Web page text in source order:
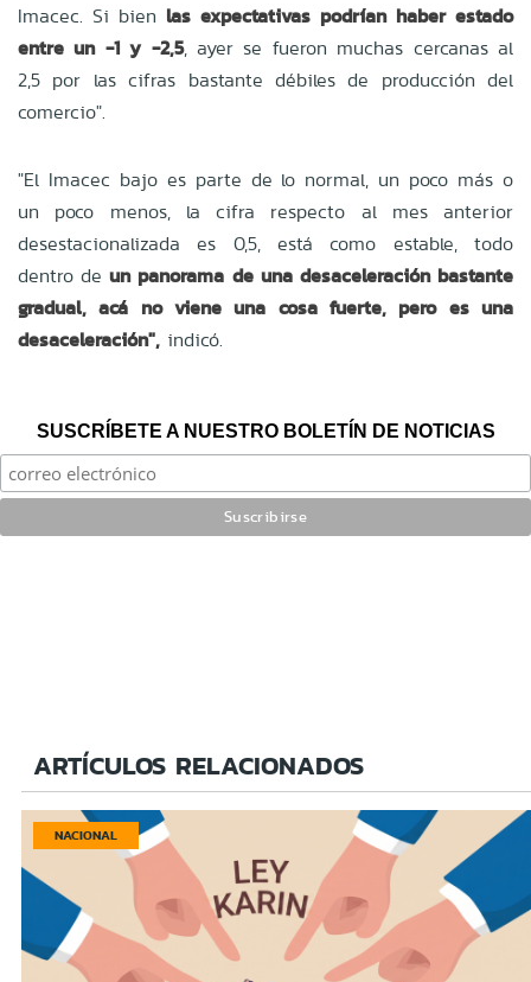
Imacec. Si bien las expectativas podrían haber estado
entre un -1 y -2,5, ayer se fueron muchas cercanas al
2,5 por las cifras bastante débiles de producción del
comercio".
"El Imacec bajo es parte de lo normal, un poco más o
un poco menos, la cifra respecto al mes anterior
desestacionalizada es 0,5, está como estable, todo
dentro de un panorama de una desaceleración bastante
gradual, acá no viene una cosa fuerte, pero es una
desaceleración", indicó.
SUSCRÍBETE A NUESTRO BOLETÍN DE NOTICIAS
ARTÍCULOS RELACIONADOS
NACIONAL